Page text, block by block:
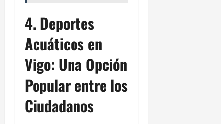
4. Deportes
Acuáticos en
Vigo: Una Opción
Popular entre los
Ciudadanos